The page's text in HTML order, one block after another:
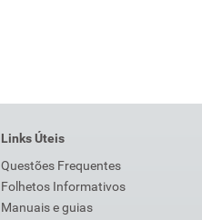
Links Úteis
Questões Frequentes
Folhetos Informativos
Manuais e guias